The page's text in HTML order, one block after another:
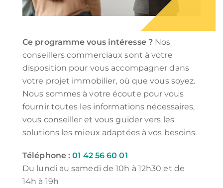
Ce programme vous intéresse ?Nos
conseillers commerciaux sont à votre
disposition pour vous accompagner dans
votre projet immobilier, où que vous soyez.
Nous sommes à votre écoute pour vous
fournir toutes les informations nécessaires,
vous conseiller et vous guider vers les
solutions les mieux adaptées à vos besoins.
Téléphone :01 42 56 60 01
Du lundi au samedi de 10h à 12h30 et de
14h à 19h